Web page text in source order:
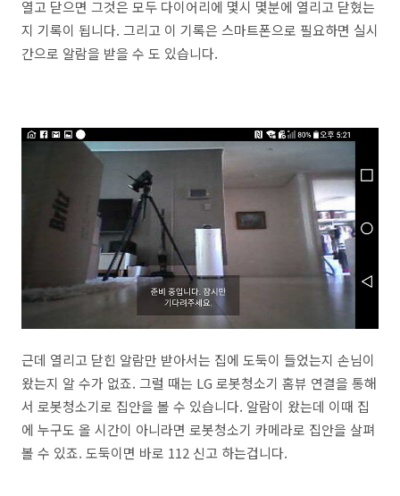
열고 닫으면 그것은 모두 다이어리에 몇시 몇분에 열리고 닫혔는
지 기록이 됩니다. 그리고 이 기록은 스마트폰으로 필요하면 실시
간으로 알람을 받을 수 도 있습니다.
근데 열리고 닫힌 알람만 받아서는 집에 도둑이 들었는지 손님이
왔는지 알 수가 없죠. 그럴 때는 LG 로봇청소기 홈뷰 연결을 통해
서 로봇청소기로 집안을 볼 수 있습니다. 알람이 왔는데 이때 집
에 누구도 올 시간이 아니라면 로봇청소기 카메라로 집안을 살펴
볼 수 있죠. 도둑이면 바로 112 신고 하는겁니다.